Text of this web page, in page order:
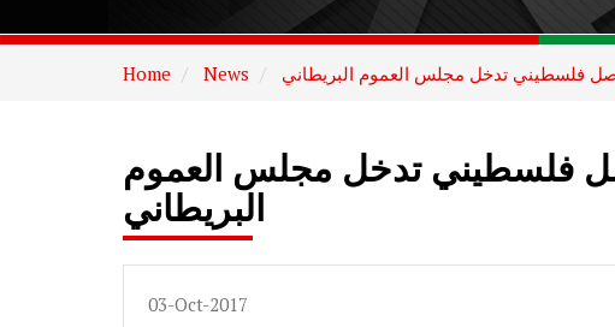
Home News فلسطيني تدخل مجلس العموم البريطاني
فلسطيني تدخل مجلس العموم
البريطاني
03-Oct-2017